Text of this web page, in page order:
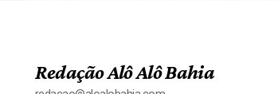
Redação Alô Alô Bahia